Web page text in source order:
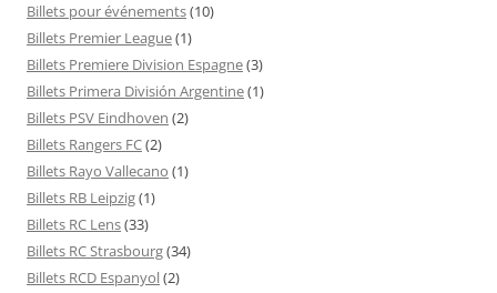
Billets pour événements(10)
Billets Premier League(1)
Billets Premiere Division Espagne(3)
Billets Primera División Argentine(1)
Billets PSV Eindhoven (2)
Billets Rangers FC(2)
Billets Rayo Vallecano (1)
Billets RB Leipzig(1)
Billets RC Lens(33)
Billets RC Strasbourg(34)
Billets RCD Espanyol(2)